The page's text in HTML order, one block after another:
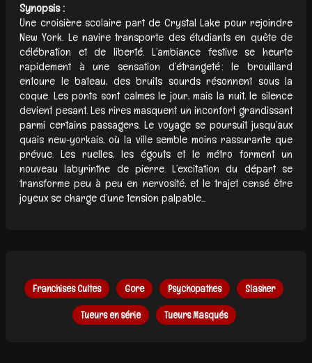
Synopsis :
Une croisière scolaire part de Crystal Lake pour rejoindre
New York. Le navire transporte des étudiants en quête de
célébration et de liberté. L’ambiance festive se heurte
rapidement à une sensation d’étrangeté : le brouillard
entoure le bateau, des bruits sourds résonnent sous la
coque. Les ponts sont calmes le jour, mais la nuit, le silence
devient pesant. Les rires masquent un inconfort grandissant
parmi certains passagers. Le voyage se poursuit jusqu’aux
quais new‑yorkais, où la ville semble moins rassurante que
prévue. Les ruelles, les égouts et le métro forment un
nouveau labyrinthe de pierre. L’excitation du départ se
transforme peu à peu en nervosité, et le trajet censé être
joyeux se charge d’une tension palpable...
Franchises Cultes Gore Psychopathes Slasher
Tueurs en série Tueurs Masqués